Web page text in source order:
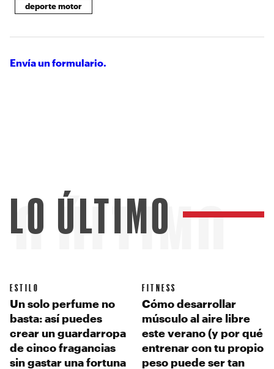
deporte motor
Envía un formulario.
ÚLTIMO
LO ÚLTIMO
ESTILO
Un solo perfume no
basta: así puedes
crear un guardarropa
de cinco fragancias
sin gastar una fortuna
FITNESS
Cómo desarrollar
músculo al aire libre
este verano (y por qué
entrenar con tu propio
peso puede ser tan